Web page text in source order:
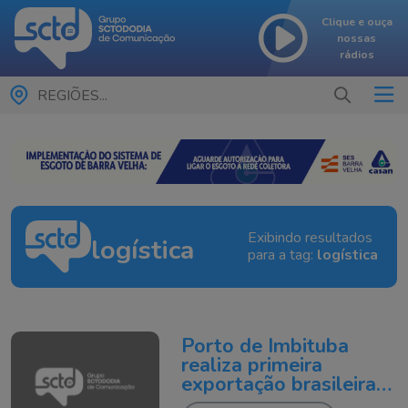
Clique e ouça
nossas
rádios
REGIÕES...
logística
Exibindo resultados
para a tag: logística
Porto de Imbituba
realiza primeira
exportação brasileira